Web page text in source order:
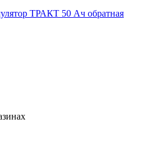
ТРАКТ 50 Ач обратная